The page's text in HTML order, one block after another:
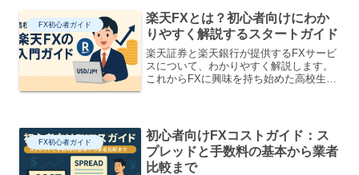
は、インジケーターの使い...
FX初心者ガイド
楽天FXとは？初心者向けにわか
りやすく解説するスタートガイド
楽天証券と楽天銀行が提供するFXサービ
スについて、わかりやすく解説します。
これからFXに興味を持ち始めた高校生で
引）とは、外国...
FX初心者ガイド
初心者向けFXコストガイド：ス
プレッドと手数料の基本から業者
比較まで